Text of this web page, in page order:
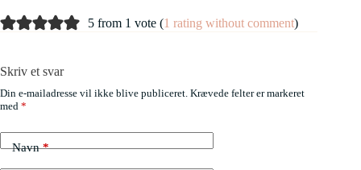
5 from 1 vote (1 rating without comment)
Skriv et svar
Din e-mailadresse vil ikke blive publiceret. Krævede felter er markeret
med *
Navn*